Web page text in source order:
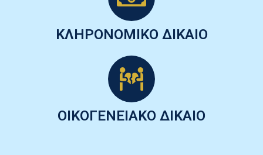
ΚΛΗΡΟΝΟΜΙΚΟ ΔΙΚΑΙΟ
ΟΙΚΟΓΕΝΕΙΑΚΟ ΔΙΚΑΙΟ